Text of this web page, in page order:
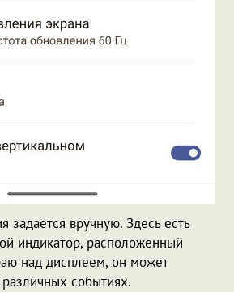
задается вручную. Здесь есть
индикатор, расположенный
над дисплеем, он может
событиях.